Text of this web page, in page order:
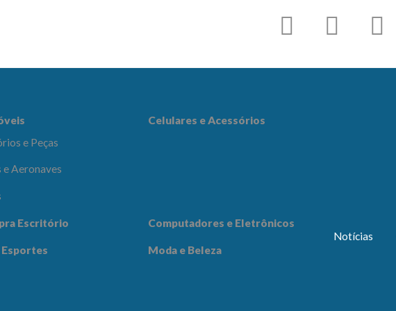
e
Beleza
e Peças
e Aeronaves
Celulares e Acessórios
Escritório Computadores e Eletrônicos
Esportes Moda e Beleza
Notícias